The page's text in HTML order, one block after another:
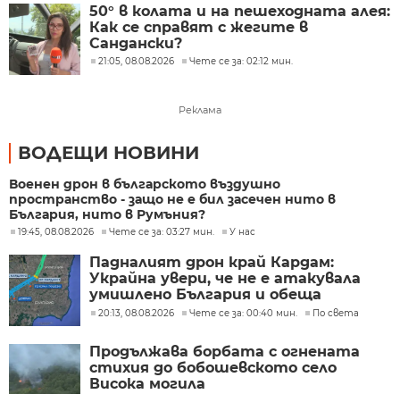
50° в колата и на пешеходната алея:
Как се справят с жегите в
Сандански?
21:05, 08.08.2026 Чете се за: 02:12 мин.
Реклама
ВОДЕЩИ НОВИНИ
Военен дрон в българското въздушно
пространство - защо не е бил засечен нито в
България, нито в Румъния?
19:45, 08.08.2026 Чете се за: 03:27 мин. У нас
Падналият дрон край Кардам:
Украйна увери, че не е атакувала
умишлено България и обеща
разследване
20:13, 08.08.2026 Чете се за: 00:40 мин. По света
Продължава борбата с огнената
стихия до бобошевското село
Висока могила